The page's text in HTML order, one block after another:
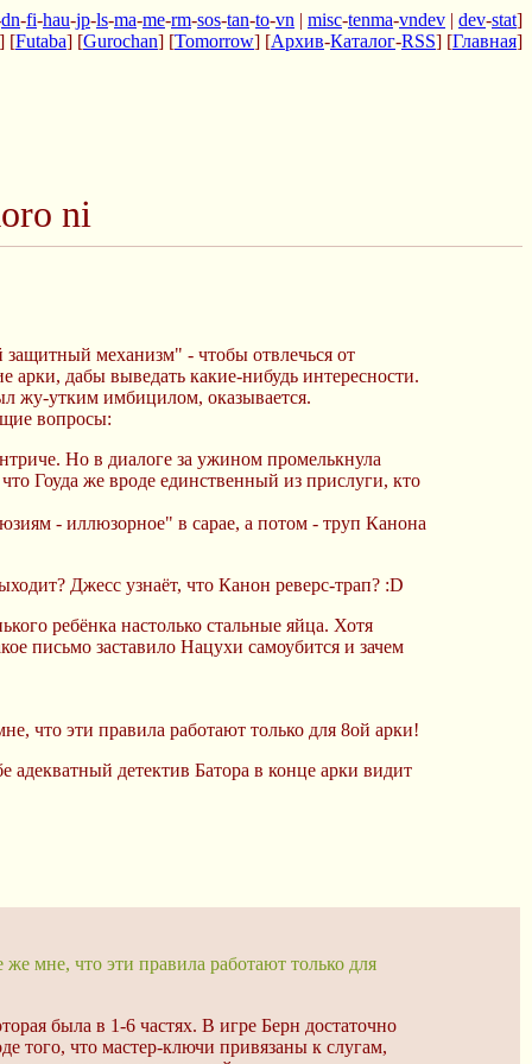
dn-fi-hau-jp-ls-ma-me-rm-sos-tan-to-vn | misc-tenma-vndev | dev-stat]
] [Futaba] [Gurochan] [Tomorrow] [Архив-Каталог-RSS] [Главная]
ni
механизм" - чтобы отвлечься от
арки, дабы выведать какие-нибудь интересности.
жу-утким имбицилом, оказывается.
вопросы:
Но в диалоге за ужином промелькнула
Гоуда же вроде единственный из прислуги, кто
- иллюзорное" в сарае, а потом - труп Канона
Джесс узнаёт, что Канон реверс-трап? :D
ребёнка настолько стальные яйца. Хотя
письмо заставило Нацухи самоубится и зачем
что эти правила работают только для 8ой арки!
адекватный детектив Батора в конце арки видит
мне, что эти правила работают только для
была в 1-6 частях. В игре Берн достаточно
того, что мастер-ключи привязаны к слугам,